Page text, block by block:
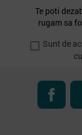
Te poti
rugam sa
Sunt de
cu